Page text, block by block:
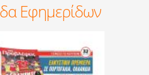
Εφημερίδων